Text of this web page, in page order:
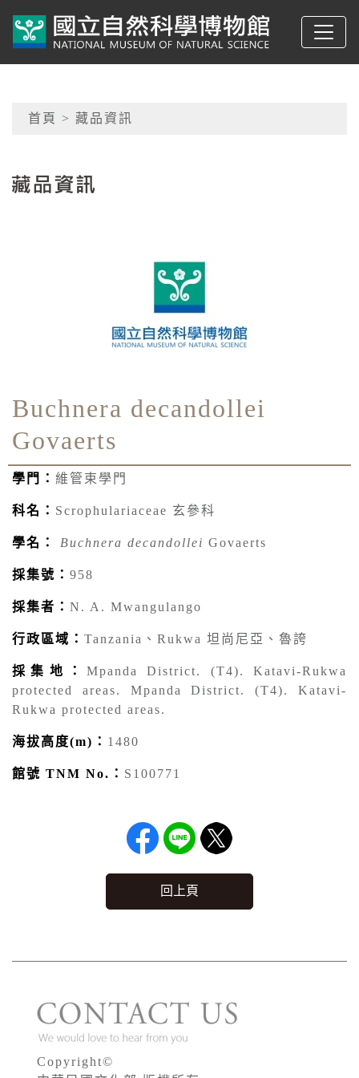
典藏網-國立自然科學
網頁導覽
首頁 > 藏品資訊
Buchnera decandollei
Govaerts
學門： 維管束學門
科名： Scrophulariaceae 玄參科
學名： Buchnera decandollei Govaerts
採集號： 958
採集者： N. A. Mwangulango
行政區域： Tanzania、Rukwa 坦尚尼亞、魯誇
採集地：Mpanda District. (T4). Katavi-Rukwa
protected areas. Mpanda District. (T4). Katavi-
Rukwa protected areas.
海拔高度(m)： 1480
館號 TNM No.： S100771
回上頁
Copyright©